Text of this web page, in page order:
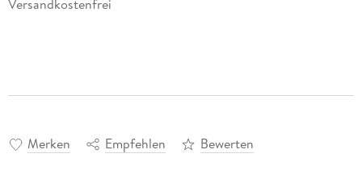
Versandkostenfrei
Merken Empfehlen Bewerten